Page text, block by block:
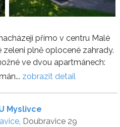
přímo v centru Malé
plně oplocené zahrady.
ve dvou apartmánech:
zobrazit detail
Myslivce
, Doubravice 29